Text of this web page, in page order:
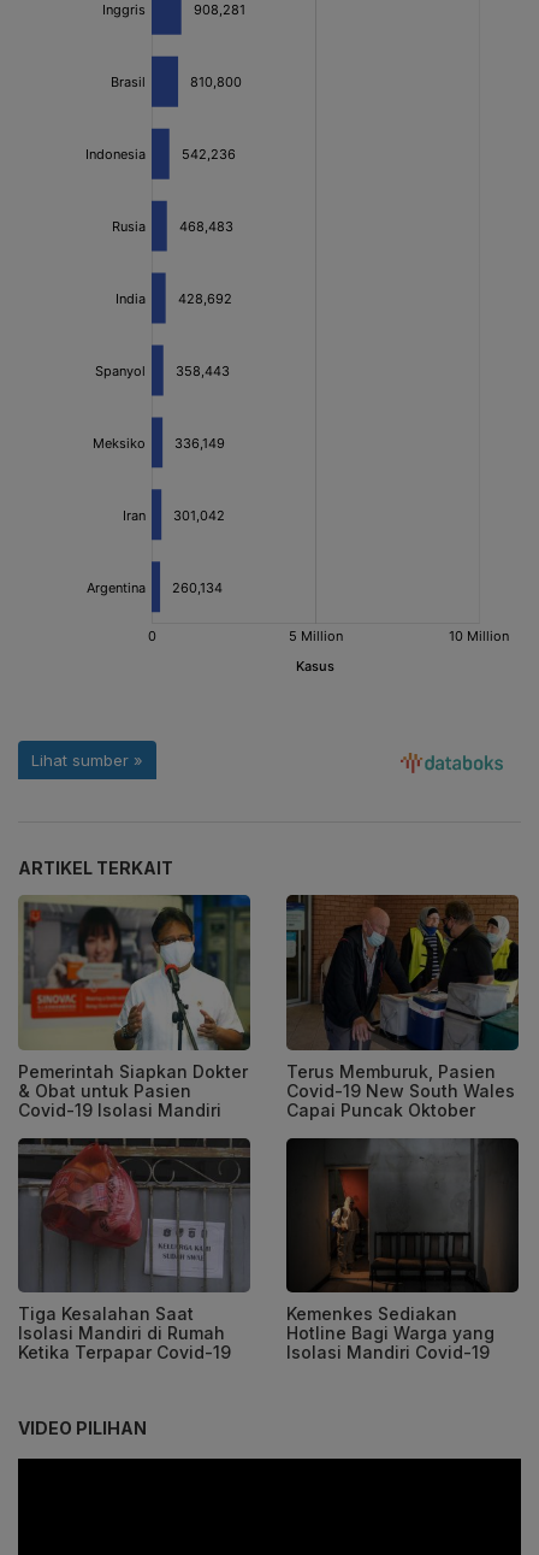
ARTIKEL TERKAIT
Pemerintah Siapkan Dokter
& Obat untuk Pasien
Covid-19 Isolasi Mandiri
Terus Memburuk, Pasien
Covid-19 New South Wales
Capai Puncak Oktober
Tiga Kesalahan Saat
Isolasi Mandiri di Rumah
Ketika Terpapar Covid-19
Kemenkes Sediakan
Hotline Bagi Warga yang
Isolasi Mandiri Covid-19
VIDEO PILIHAN